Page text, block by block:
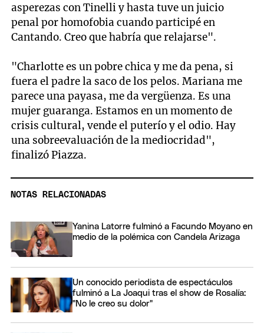
asperezas con Tinelli y hasta tuve un juicio
penal por homofobia cuando participé en
Cantando. Creo que habría que relajarse".
"Charlotte es un pobre chica y me da pena, si
fuera el padre la saco de los pelos. Mariana me
parece una payasa, me da vergüenza. Es una
mujer guaranga. Estamos en un momento de
crisis cultural, vende el puterío y el odio. Hay
una sobreevaluación de la mediocridad",
finalizó Piazza.
NOTAS RELACIONADAS
Yanina Latorre fulminó a Facundo Moyano en
medio de la polémica con Candela Arizaga
Un conocido periodista de espectáculos
fulminó a La Joaqui tras el show de Rosalía:
"No le creo su dolor"